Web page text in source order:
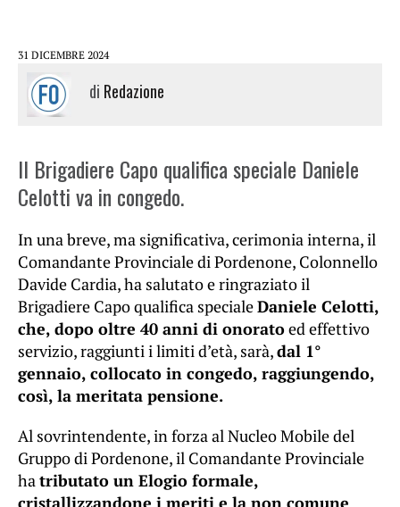
31 DICEMBRE 2024
di Redazione
Il Brigadiere Capo qualifica speciale Daniele
Celotti va in congedo.
In una breve, ma significativa, cerimonia interna, il
Comandante Provinciale di Pordenone, Colonnello
Davide Cardia, ha salutato e ringraziato il
Brigadiere Capo qualifica specialeDaniele Celotti,
che, dopo oltre 40 anni di onoratoed effettivo
servizio, raggiunti i limiti d’età, sarà,dal 1°
gennaio, collocato in congedo, raggiungendo,
così, la meritata pensione.
Al sovrintendente, in forza al Nucleo Mobile del
Gruppo di Pordenone, il Comandante Provinciale
hatributato un Elogio formale,